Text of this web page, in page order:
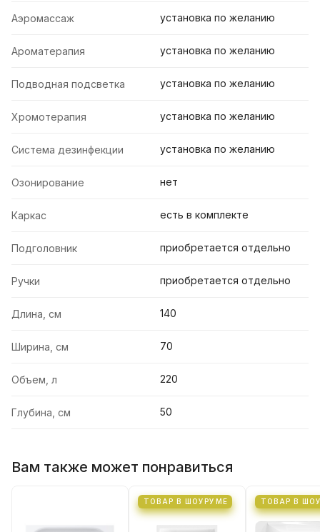
Аэромассаж установка по желанию
Ароматерапия установка по желанию
Подводная подсветка установка по желанию
Хромотерапия установка по желанию
Система дезинфекции установка по желанию
Озонирование нет
Каркас есть в комплекте
Подголовник приобретается отдельно
Ручки приобретается отдельно
Длина, см 140
Ширина, см 70
Объем, л 220
Глубина, см 50
Вам также может понравиться
ТОВАР В ШОУРУМЕ ТОВАР В